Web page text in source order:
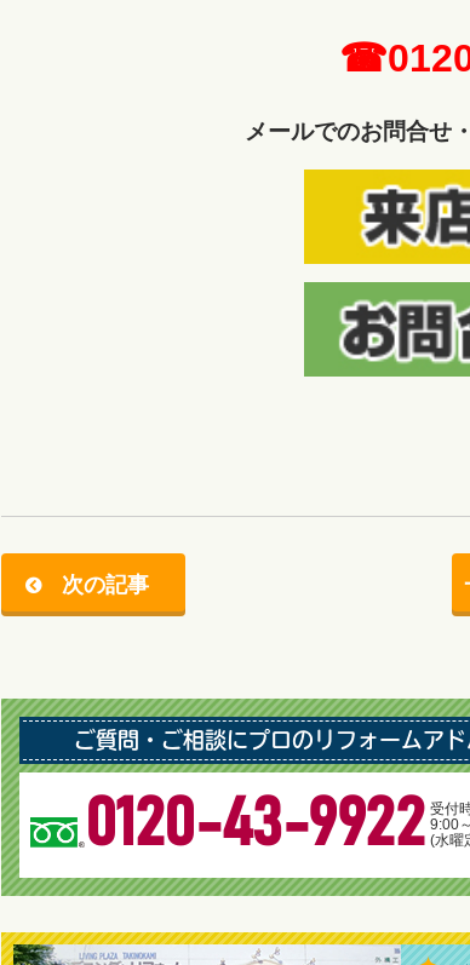
メールでのお問合せ
次の記事
ご質問・ご相談にプロのリフォームア
0120-43-9922 受付
9:00
(水曜